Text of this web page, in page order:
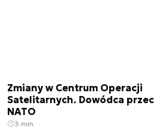
Zmiany w Centrum Operacji
Satelitarnych. Dowódca
NATO
3 min.